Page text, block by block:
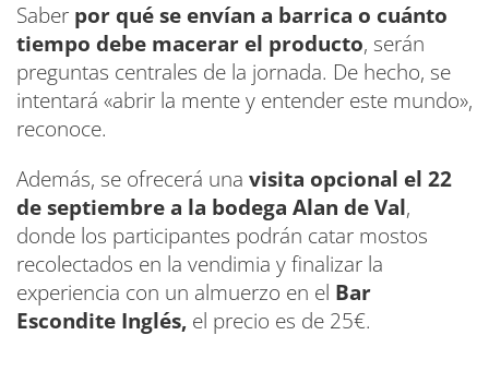
Saber por qué se envían a barrica o cuánto
tiempo debe macerar el producto, serán
preguntas centrales de la jornada. De hecho, se
intentará «abrir la mente y entender este mundo»,
reconoce.
Además, se ofrecerá una visita opcional el 22
de septiembre a la bodega Alan de Val,
donde los participantes podrán catar mostos
recolectados en la vendimia y finalizar la
experiencia con un almuerzo en el Bar
Escondite Inglés, el precio es de 25€.